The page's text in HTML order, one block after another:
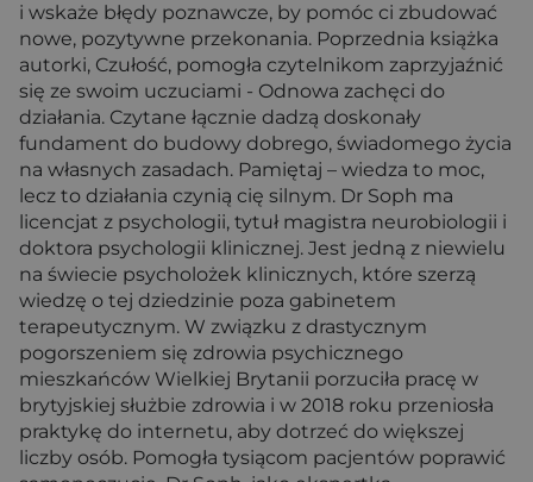
i wskaże błędy poznawcze, by pomóc ci zbudować
nowe, pozytywne przekonania. Poprzednia książka
autorki, Czułość, pomogła czytelnikom zaprzyjaźnić
się ze swoim uczuciami - Odnowa zachęci do
działania. Czytane łącznie dadzą doskonały
fundament do budowy dobrego, świadomego życia
na własnych zasadach. Pamiętaj – wiedza to moc,
lecz to działania czynią cię silnym. Dr Soph ma
licencjat z psychologii, tytuł magistra neurobiologii i
doktora psychologii klinicznej. Jest jedną z niewielu
na świecie psycholożek klinicznych, które szerzą
wiedzę o tej dziedzinie poza gabinetem
terapeutycznym. W związku z drastycznym
pogorszeniem się zdrowia psychicznego
mieszkańców Wielkiej Brytanii porzuciła pracę w
brytyjskiej służbie zdrowia i w 2018 roku przeniosła
praktykę do internetu, aby dotrzeć do większej
liczby osób. Pomogła tysiącom pacjentów poprawić